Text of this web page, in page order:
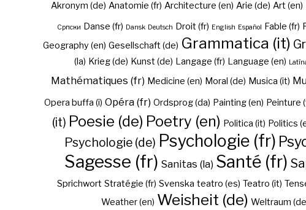
Akronym (de) Anatomie (fr) Architecture (en) Arie (de) Art (en)
Cрпски Danse (fr) Dansk Deutsch Droit (fr) English Español Fable (fr)
Geography (en) Gesellschaft (de) Grammatica (it)
(la) Krieg (de) Kunst (de) Langage (fr) Language (en)
Mathématiques (fr) Medicine (en) Moral (de) Musica (it)
Opera buffa (i) Opéra (fr) Ordsprog (da) Painting (en) Peinture
(it) Poesie (de) Poetry (en) Politica (it) Politics
Psychologie (de) Psychologie (fr)
Sagesse (fr) Sanitas (la) Santé (fr)
Sprichwort Stratégie (fr) Svenska teatro (es) Teatro (it)
Weather (en) Weisheit (de) Weltraum